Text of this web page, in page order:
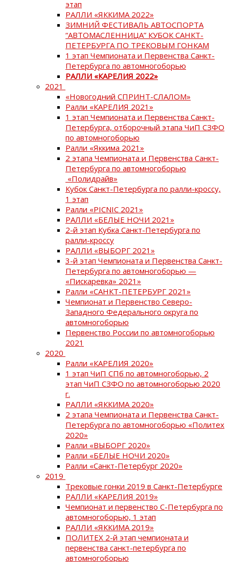
этап
РАЛЛИ «ЯККИМА 2022»
ЗИМНИЙ ФЕСТИВАЛЬ АВТОСПОРТА
“АВТОМАСЛЕННИЦА” КУБОК САНКТ-
ПЕТЕРБУРГА ПО ТРЕКОВЫМ ГОНКАМ
1 этап Чемпионата и Первенства Санкт-
Петербурга по автомногоборью
РАЛЛИ «КАРЕЛИЯ 2022»
2021
«Новогодний СПРИНТ-СЛАЛОМ»
Ралли «КАРЕЛИЯ 2021»
1 этап Чемпионата и Первенства Санкт-
Петербурга, отборочный этапа ЧиП СЗФО
по автомногоборью
Ралли «Яккима 2021»
2 этапа Чемпионата и Первенства Санкт-
Петербурга по автомногоборью
«Полидрайв»
Кубок Санкт-Петербурга по ралли-кроссу,
1 этап
Ралли «PICNIC 2021»
РАЛЛИ «БЕЛЫЕ НОЧИ 2021»
2-й этап Кубка Санкт-Петербурга по
ралли-кроссу
РАЛЛИ «ВЫБОРГ 2021»
3-й этап Чемпионата и Первенства Санкт-
Петербурга по автомногоборью —
«Пискаревка» 2021»
Ралли «САНКТ-ПЕТЕРБУРГ 2021»
Чемпионат и Первенство Северо-
Западного Федерального округа по
автомногоборью
Первенство России по автомногоборью
2021
2020
Ралли «КАРЕЛИЯ 2020»
1 этап ЧиП СПб по автомногоборью, 2
этап ЧиП СЗФО по автомногоборью 2020
г.
РАЛЛИ «ЯККИМА 2020»
2 этапа Чемпионата и Первенства Санкт-
Петербурга по автомногоборью «Политех
2020»
Ралли «ВЫБОРГ 2020»
Ралли «БЕЛЫЕ НОЧИ 2020»
Ралли «Санкт-Петербург 2020»
2019
Трековые гонки 2019 в Санкт-Петербурге
РАЛЛИ «КАРЕЛИЯ 2019»
Чемпионат и первенство С-Петербурга по
автомногоборью, 1 этап
РАЛЛИ «ЯККИМА 2019»
ПОЛИТЕХ 2-й этап чемпионата и
первенства санкт-петербурга по
автомногоборью